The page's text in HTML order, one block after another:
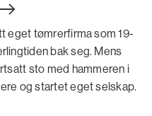
eget tømrerfirma som 19-
bak seg. Mens
sto med hammeren i
og startet eget selskap.